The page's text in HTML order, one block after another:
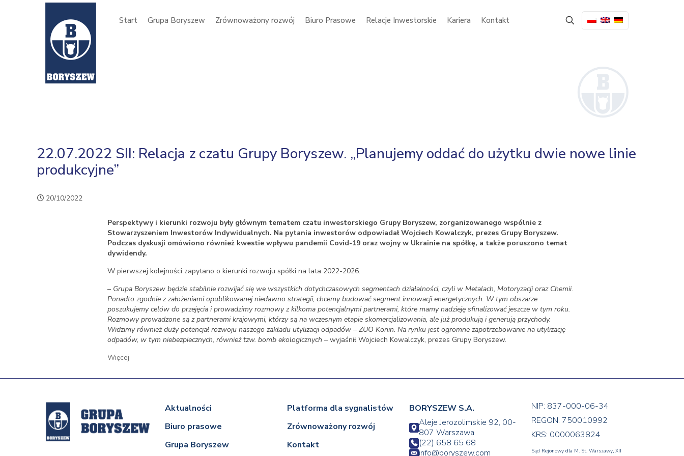
Start Grupa Boryszew Zrównoważony rozwój Biuro Prasowe Relacje Inwestorskie Kariera Kontakt
22.07.2022 SII: Relacja z czatu Grupy Boryszew. „Planujemy oddać do użytku dwie nowe linie
produkcyjne”
20/10/2022
Perspektywy i kierunki rozwoju były głównym tematem czatu inwestorskiego Grupy Boryszew, zorganizowanego wspólnie z
Stowarzyszeniem Inwestorów Indywidualnych. Na pytania inwestorów odpowiadał Wojciech Kowalczyk, prezes Grupy Boryszew.
Podczas dyskusji omówiono również kwestie wpływu pandemii Covid-19 oraz wojny w Ukrainie na spółkę, a także poruszono temat
dywidendy.
W pierwszej kolejności zapytano o kierunki rozwoju spółki na lata 2022-2026.
– Grupa Boryszew będzie stabilnie rozwijać się we wszystkich dotychczasowych segmentach działalności, czyli w Metalach, Motoryzacji oraz Chemii.
Ponadto zgodnie z założeniami opublikowanej niedawno strategii, chcemy budować segment innowacji energetycznych. W tym obszarze
poszukujemy celów do przejęcia i prowadzimy rozmowy z kilkoma potencjalnymi partnerami, które mamy nadzieję sfinalizować jeszcze w tym roku.
Rozmowy prowadzone są z partnerami krajowymi, którzy są na wczesnym etapie skomercjalizowania, ale już produkują i generują przychody.
Widzimy również duży potencjał rozwoju naszego zakładu utylizacji odpadów – ZUO Konin. Na rynku jest ogromne zapotrzebowanie na utylizację
odpadów, w tym niebezpiecznych, również tzw. bomb ekologicznych – wyjaśnił Wojciech Kowalczyk, prezes Grupy Boryszew.
Więcej
Aktualności
Biuro prasowe
Grupa Boryszew
Platforma dla sygnalistów
Zrównoważony rozwój
Kontakt
BORYSZEW S.A.
Aleje Jerozolimskie 92, 00-
807 Warszawa
(22) 658 65 68
info@boryszew.com
NIP: 837-000-06-34
REGON: 750010992
KRS: 0000063824
Sąd Rejonowy dla M. St. Warszawy, XII